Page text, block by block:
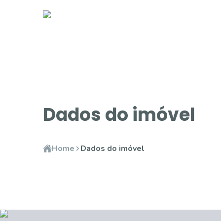
Dados do imóvel
Home Dados do imóvel